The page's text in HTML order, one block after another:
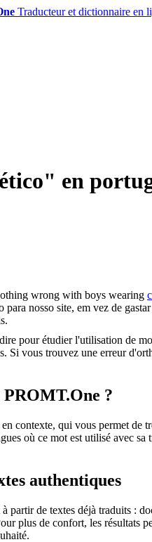
Traducteur et dictionnaire en
en
wrong with boys wearing
nosso site, em vez de
pour étudier l'utilisation de
Si vous trouvez une erreur
PROMT.One ?
contexte, qui vous permet de
où ce mot est utilisé avec
authentiques
partir de textes déjà traduits
plus de confort, les résultats